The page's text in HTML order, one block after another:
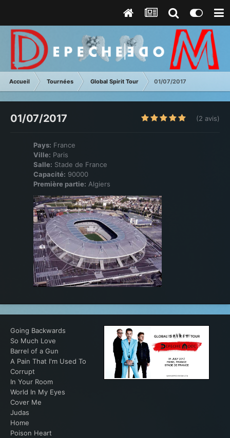
Accueil Tournées Global Spirit Tour 01/07/2017
01/07/2017 (2 avis)
Pays: France
Ville: Paris
Salle: Stade de France
Capacité: 90000
Première partie: Algiers
Going Backwards
So Much Love
Barrel of a Gun
A Pain That I'm Used To
Corrupt
In Your Room
World In My Eyes
Cover Me
Judas
Home
Poison Heart